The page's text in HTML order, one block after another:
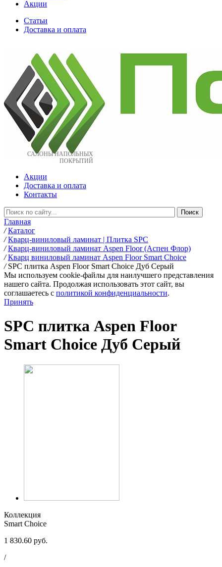
Акции
Статьи
Доставка и оплата
САЛОНЫ НАПОЛЬНЫХ
ПОКРЫТИЙ
Акции
Доставка и оплата
Контакты
Главная
/ Каталог
/ Кварц-виниловый ламинат | Плитка SPC
/ Кварц-виниловый ламинат Aspen Floor (Аспен Флор)
/ Кварц виниловый ламинат Aspen Floor Smart Choice
/ SPC плитка Aspen Floor Smart Choice Дуб Серый
Мы используем cookie-файлы для наилучшего представления
нашего сайта. Продолжая использовать этот сайт, вы
соглашаетесь c политикой конфиденциальности.
Принять
SPC плитка Aspen Floor
Smart Choice Дуб Серый
Коллекция
Smart Choice
1 830.60 руб.
/